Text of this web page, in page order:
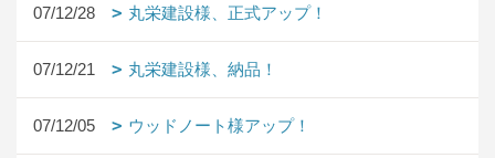
07/12/28 丸栄建設様、正式アップ！
07/12/21 丸栄建設様、納品！
07/12/05 ウッドノート様アップ！